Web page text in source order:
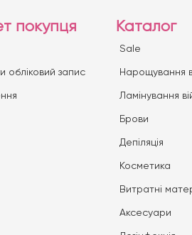
покупця
обліковий запис
Каталог
Sale
Нарощування
Ламінування
Брови
Депіляція
Косметика
Витратні
Аксесуари